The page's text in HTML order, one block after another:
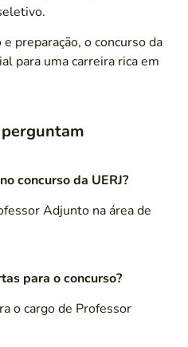
preparação, o concurso da
para uma carreira rica em
concurso da UERJ?
Adjunto na área de
para o concurso?
o cargo de Professor